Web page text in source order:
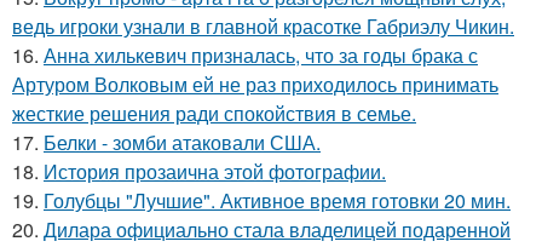
ведь игроки узнали в главной красотке Габриэлу Чикин.
16. Анна хилькевич призналась, что за годы брака с
Артуром Волковым ей не раз приходилось принимать
жесткие решения ради спокойствия в семье.
17. Белки - зомби атаковали США.
18. История прозаична этой фотографии.
19. Голубцы "Лучшие". Активное время готовки 20 мин.
20. Дилара официально стала владелицей подаренной